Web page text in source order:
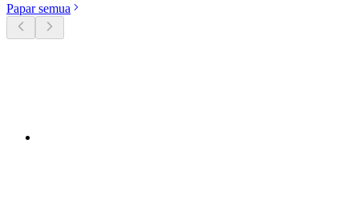
Papar semua